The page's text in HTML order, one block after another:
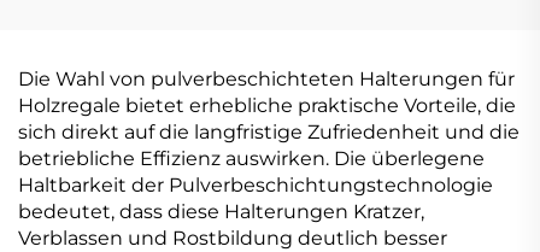
Die Wahl von pulverbeschichteten Halterungen für
Holzregale bietet erhebliche praktische Vorteile, die
sich direkt auf die langfristige Zufriedenheit und die
betriebliche Effizienz auswirken. Die überlegene
Haltbarkeit der Pulverbeschichtungstechnologie
bedeutet, dass diese Halterungen Kratzer,
Verblassen und Rostbildung deutlich besser